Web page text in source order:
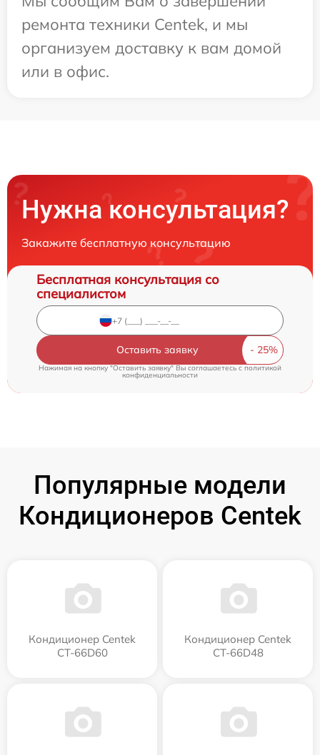
ремонта техники Centek, и мы
организуем доставку к вам домой
или в офис.
Нужна консультация?
Закажите бесплатную консультацию
Бесплатная консультация со
специалистом
Оставить заявку
Нажимая на кнопку "Оставить заявку" Вы соглашаетесь c политикой
конфиденциальности
Популярные модели
Кондиционеров Centek
Кондиционер Centek
CT-66D60
Кондиционер Centek
CT-66D48